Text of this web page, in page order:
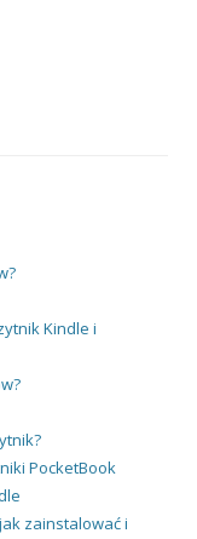
Kindle i
PocketBook
zainstalować i